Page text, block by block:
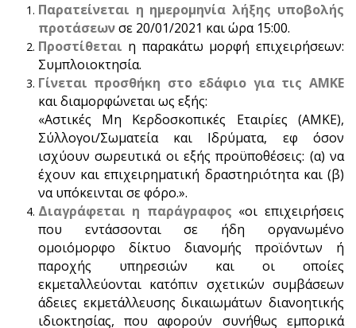
Παρατείνεται η ημερομηνία λήξης υποβολής
προτάσεωνσε 20/01/2021 και ώρα 15:00.
Προστίθεται η παρακάτω μορφή επιχειρήσεων:
Συμπλοιοκτησία.
Γίνεται προσθήκη στο εδάφιο για τις ΑΜΚΕ
και διαμορφώνεται ως εξής:
«Αστικές Μη Κερδοσκοπικές Εταιρίες (ΑΜΚΕ),
Σύλλογοι/Σωματεία και Ιδρύματα, εφ όσον
ισχύουν σωρευτικά οι εξής προϋποθέσεις: (α) να
έχουν και επιχειρηματική δραστηριότητα και (β)
να υπόκεινται σε φόρο.».
Διαγράφεται η παράγραφος «οι επιχειρήσεις
που εντάσσονται σε ήδη οργανωμένο
ομοιόμορφο δίκτυο διανομής προϊόντων ή
παροχής υπηρεσιών και οι οποίες
εκμεταλλεύονται κατόπιν σχετικών συμβάσεων
άδειες εκμετάλλευσης δικαιωμάτων διανοητικής
ιδιοκτησίας, που αφορούν συνήθως εμπορικά